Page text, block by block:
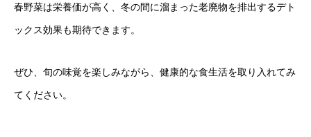
春野菜は栄養価が高く、冬の間に溜まった老廃物を排出するデト
ックス効果も期待できます。
ぜひ、旬の味覚を楽しみながら、健康的な食生活を取り入れてみ
てください。